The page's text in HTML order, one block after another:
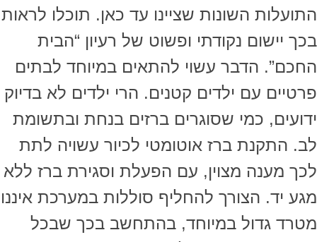
התועלות השונות שציינו עד כאן. תוכלו לראות
בכך יישום נקודתי ופשוט של רעיון “הבית
החכם”. הדבר עשוי להתאים במיוחד לבתים
פרטיים עם ילדים קטנים. הרי ילדים לא בדיוק
ידועים, כמי שסוגרים ברזים בנחת ובתשומת
לב. התקנת ברז אוטומטי לכיור עשויה לתת
לכך מענה מצוין, עם הפעלת וסגירת ברז ללא
מגע יד. הצורך להחליף סוללות במערכת איננו
מטרד גדול במיוחד, בהתחשב בכך שבכל